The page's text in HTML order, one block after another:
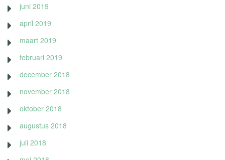
juni 2019
april 2019
maart 2019
februari 2019
december 2018
november 2018
oktober 2018
augustus 2018
juli 2018